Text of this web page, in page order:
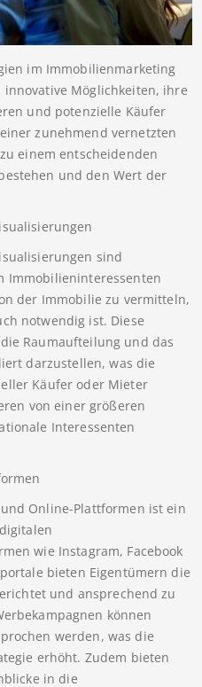
im Immobilienmarketing
Möglichkeiten, ihre
und potenzielle Käufer
zunehmend vernetzten
einem entscheidenden
und den Wert der
sind
Immobilieninteressenten
der Immobilie zu vermitteln,
notwendig ist. Diese
Raumaufteilung und das
darzustellen, was die
Käufer oder Mieter
von einer größeren
Interessenten
Online-Plattformen ist ein
wie Instagram, Facebook
bieten Eigentümern die
und ansprechend zu
können
werden, was die
erhöht. Zudem bieten
in die